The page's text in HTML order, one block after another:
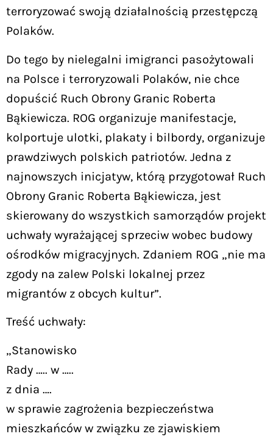
terroryzować swoją działalnością przestępczą
Polaków.
Do tego by nielegalni imigranci pasożytowali
na Polsce i terroryzowali Polaków, nie chce
dopuścić Ruch Obrony Granic Roberta
Bąkiewicza. ROG organizuje manifestacje,
kolportuje ulotki, plakaty i bilbordy, organizuje
prawdziwych polskich patriotów. Jedna z
najnowszych inicjatyw, którą przygotował Ruch
Obrony Granic Roberta Bąkiewicza, jest
skierowany do wszystkich samorządów projekt
uchwały wyrażającej sprzeciw wobec budowy
ośrodków migracyjnych. Zdaniem ROG „nie ma
zgody na zalew Polski lokalnej przez
migrantów z obcych kultur”.
Treść uchwały:
„Stanowisko
Rady ….. w …..
z dnia ….
w sprawie zagrożenia bezpieczeństwa
mieszkańców w związku ze zjawiskiem